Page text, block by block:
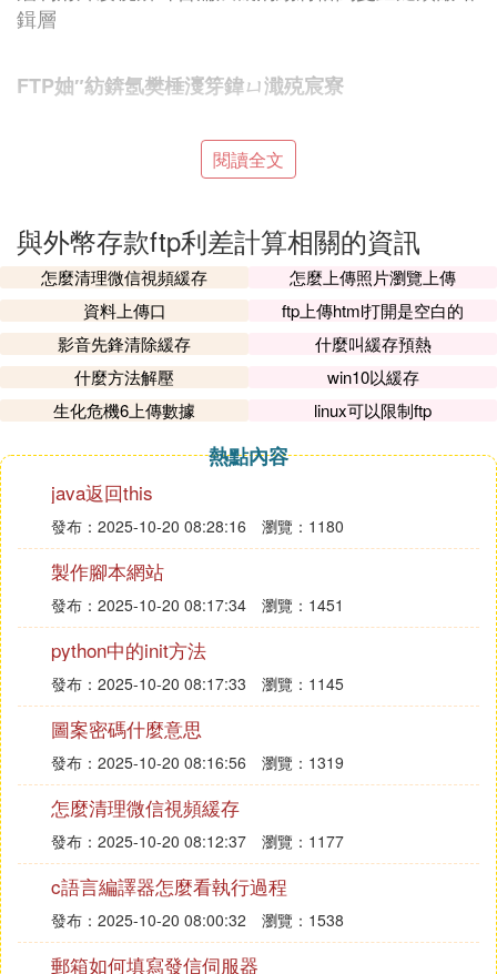
鍓層
FTP妯″紡錛氬樊棰濅笌鍏ㄩ濈殑宸寮
娣卞叆涓鐐癸紝FTP榪樻湁宸棰濇ā寮忎笌鍏ㄩ濇ā寮
忎箣鍒嗐傚湪宸棰濇ā寮忎笅錛岄潚騫磋礬鏀琛屽湪
涓婂瓨鎬昏岋紝鑰屽叏棰濇ā寮忓垯鎰忓懗鐫鎵鏈夌
殑璧勯噾閮藉弬涓庡埌FTP瀹氫環涓銆備袱縐嶆ā寮
忎笅錛屾敮琛岀泩鍒╃殑璁＄畻鏂瑰紡涓嶅悓錛岃繖
鐩存帴褰卞搷浜嗗畠浠瀵瑰瓨嬈懼拰璐鋒劇瓥鐣ョ殑
閫夋嫨錛屾瘮濡傚湪宸棰濇ā寮忎笅錛屾徑鍌ㄧ珵浜
夊挨涓烘縺鐑堛
FTP鍦ㄥ埄鐜囬庨櫓綆＄悊涓鐨勮掕壊
鍒╃巼椋庨櫓鏄閾惰屼笉鍙蹇借嗙殑鎸戞垬錛孎TP
閫氳繃閿佸畾瀛樿捶嬈鵑儴闂ㄧ殑鏀剁泭錛屽府鍔╁
垎琛屽垎鏁ｈ繖閮ㄥ垎椋庨櫓銆備緥濡傦紝濡傛灉闈
掑勾璺鏀琛屽彂鏀句簡2騫存湡鐨勮捶嬈撅紝鍒╃巼
涓6.5%錛岃屽瓨嬈綟TP涓3.5%錛岃捶嬈綟TP涓4.
3%錛岄偅涔堟敮琛屾敹鐩婁笌閾惰屾繪敹鐩婇棿鐨
勫樊璺濓紝姝ｆ槸鎬昏岃祫閲戜腑蹇冩壙鎷呭埄鐜囬
庨櫓鐨勮ˉ鍋褲傚湪鏃ュ父榪愯惀涓錛孎TP涓嶄粎鏄
鍐呴儴緇╂晥鑰冩牳鍜屼駭鍝佸畾浠風殑閲嶈佸伐鍏
鳳紝鏇存槸閾惰屽唴閮ㄥ埄鐜囬庨櫓闃叉帶鐨勫叧閿
鐜鑺傘
鎬葷殑鏉ヨ達紝FTP鏄鍟嗕笟閾惰屽唴閮ㄨ祫閲戞垚
鏈綆＄悊鐨勫熀鐭籌紝鐞嗚В騫惰繍鐢ㄥソFTP錛屽
逛簬媧炲療閾惰岀殑榪愯惀絳栫暐鍜岄庨櫓綆＄悊鑷
沖叧閲嶈併傞氳繃娣卞叆鎺㈣‵TP錛屾垜浠閫愭笎鎻
寮浜嗗晢涓氶摱琛岀粡钀ョ殑紲炵橀潰綰憋紝甯屾湜
閱讀全文
與外幣存款ftp利差計算相關的資訊
怎麼清理微信視頻緩存
怎麼上傳照片瀏覽上傳
資料上傳口
ftp上傳html打開是空白的
影音先鋒清除緩存
什麼叫緩存預熱
什麼方法解壓
win10以緩存
生化危機6上傳數據
linux可以限制ftp
熱點內容
java返回this
發布：2025-10-20 08:28:16 瀏覽：1180
製作腳本網站
發布：2025-10-20 08:17:34 瀏覽：1451
python中的init方法
發布：2025-10-20 08:17:33 瀏覽：1145
圖案密碼什麼意思
發布：2025-10-20 08:16:56 瀏覽：1319
怎麼清理微信視頻緩存
發布：2025-10-20 08:12:37 瀏覽：1177
c語言編譯器怎麼看執行過程
發布：2025-10-20 08:00:32 瀏覽：1538
郵箱如何填寫發信伺服器